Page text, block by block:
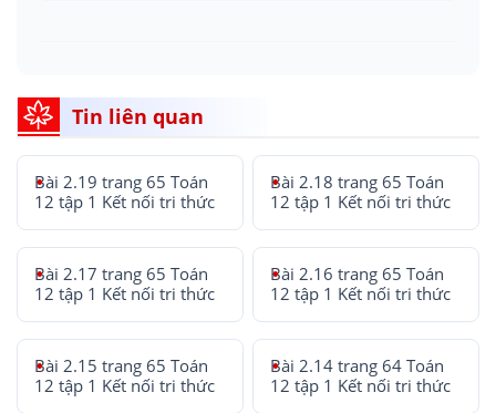
Tin liên quan
Bài 2.19 trang 65 Toán
12 tập 1 Kết nối tri thức
Bài 2.18 trang 65 Toán
12 tập 1 Kết nối tri thức
Bài 2.17 trang 65 Toán
12 tập 1 Kết nối tri thức
Bài 2.16 trang 65 Toán
12 tập 1 Kết nối tri thức
Bài 2.15 trang 65 Toán
12 tập 1 Kết nối tri thức
Bài 2.14 trang 64 Toán
12 tập 1 Kết nối tri thức